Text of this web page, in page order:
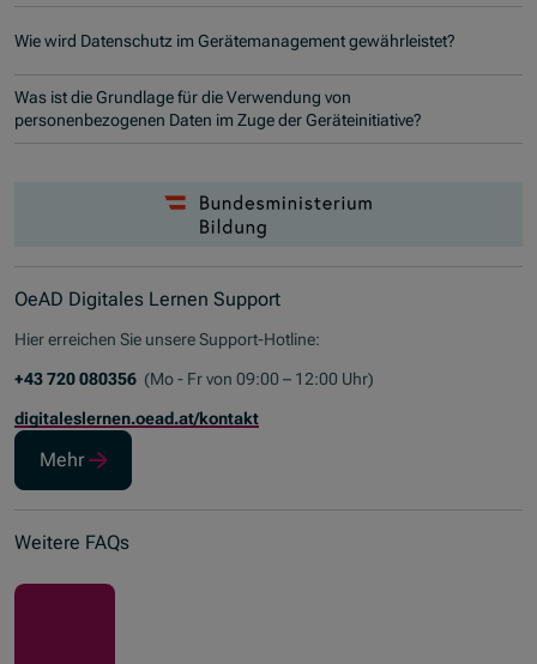
Wie wird Datenschutz im Gerätemanagement gewährleistet?
Was ist die Grundlage für die Verwendung von
personenbezogenen Daten im Zuge der Geräteinitiative?
OeAD Digitales Lernen Support
Hier erreichen Sie unsereSupport-Hotline:
+43 720 080356 (Mo - Fr von 09:00 – 12:00 Uhr)
digitaleslernen.oead.at/kontakt
Mehr
Weitere FAQs